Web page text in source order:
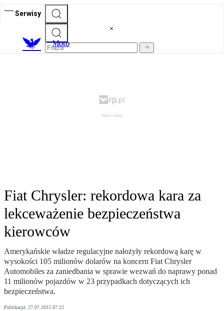
Serwisy
Moto
Fiat Chrysler: rekordowa kara za
lekceważenie bezpieczeństwa
kierowców
Amerykańskie władze regulacyjne nałożyły rekordową karę w
wysokości 105 milionów dolarów na koncern Fiat Chrysler
Automobiles za zaniedbania w sprawie wezwań do naprawy ponad
11 milionów pojazdów w 23 przypadkach dotyczących ich
bezpieczeństwa.
Publikacja: 27.07.2015 07:22